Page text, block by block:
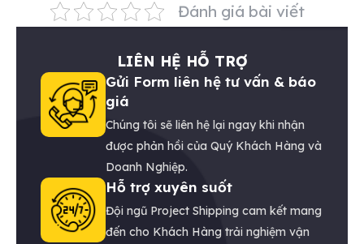
Đánh giá bài viết
LIÊN HỆ HỖ TRỢ
Gửi Form liên hệ tư vấn & báo
giá
Chúng tôi sẽ liên hệ lại ngay khi nhận
được phản hồi của Quý Khách Hàng và
Doanh Nghiệp.
Hỗ trợ xuyên suốt
Đội ngũ Project Shipping cam kết mang
đến cho Khách Hàng trải nghiệm vận